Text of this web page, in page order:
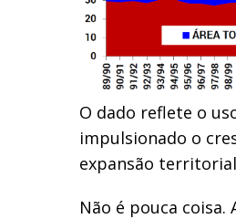
O dado reflete o
impulsionado o
expansão
Não é pouca coisa.